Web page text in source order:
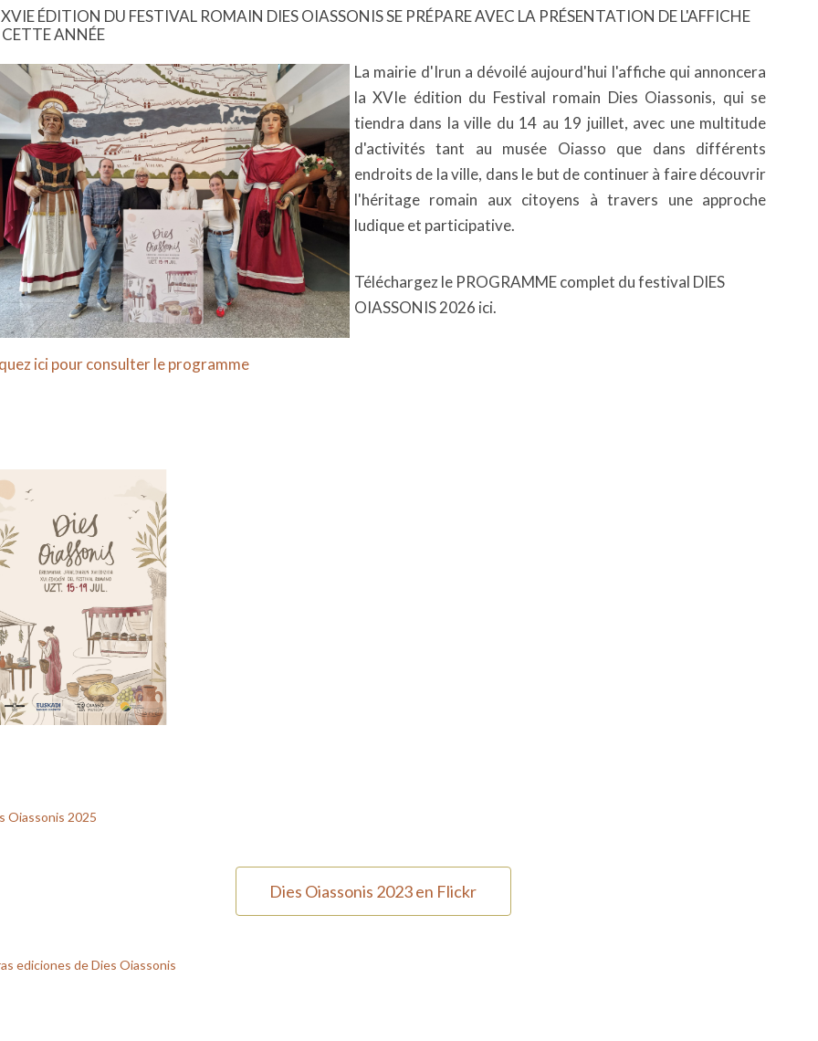
ÉDITION DU FESTIVAL ROMAIN DIES OIASSONIS SE PRÉPARE AVEC LA PRÉSENTATION DE L'AFFICHE
CETTE ANNÉE
La mairie d'Irun a dévoilé aujourd'hui l'affiche qui annoncera
la XVIe édition du Festival romain Dies Oiassonis, qui se
tiendra dans la ville du 14 au 19 juillet, avec une multitude
d'activités tant au musée Oiasso que dans différents
endroits de la ville, dans le but de continuer à faire découvrir
l'héritage romain aux citoyens à travers une approche
ludique et participative.
Téléchargez le PROGRAMME complet du festival DIES
OIASSONIS 2026 ici.
ici pour consulter le programme
Oiassonis 2025
Dies Oiassonis 2023 en Flickr
ediciones de Dies Oiassonis